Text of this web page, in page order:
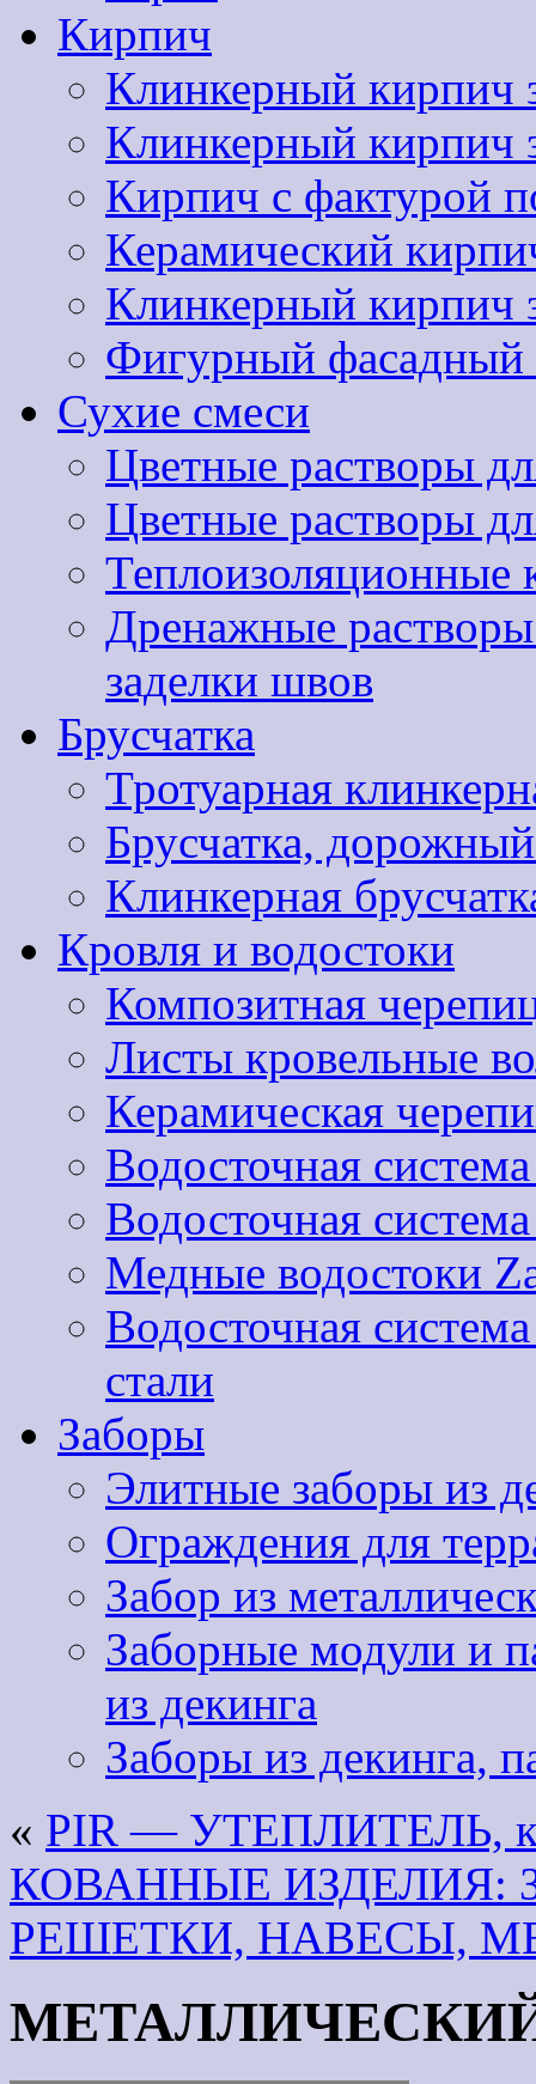
Кирпич
Клинкерный кирпич
Клинкерный кирпич
Кирпич с фактурой
Керамический
Клинкерный кирпич
Фигурный фасадный
Сухие смеси
Цветные растворы
Цветные растворы
Теплоизоляционные
Дренажные
заделки швов
Брусчатка
Тротуарная
Брусчатка,
Клинкерная
Кровля и водостоки
Композитная
Листы кровельные
Керамическая
Водосточная
Водосточная
Медные водостоки
Водосточная
стали
Заборы
Элитные заборы из
Ограждения для
Забор из
Заборные модули и
из декинга
Заборы из декинга,
« PIR — УТЕПЛИТЕЛЬ,
КОВАННЫЕ ИЗДЕЛИЯ:
РЕШЕТКИ, НАВЕСЫ,